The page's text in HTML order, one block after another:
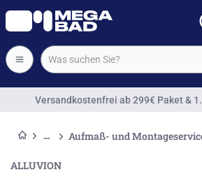
Versandkostenfrei ab 299€ Paket &
Aufmaß- und
ALLUVION